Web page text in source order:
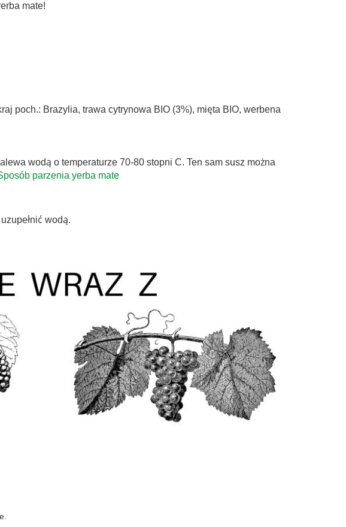
mate!
poch.: Brazylia, trawa cytrynowa BIO (3%), mięta BIO, werbena
wodą o temperaturze 70-80 stopni C. Ten sam susz można
parzenia yerba mate
wodą.